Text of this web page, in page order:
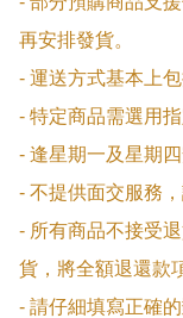
再安排發貨。
- 運送方式基本上
- 特定商品需選用
- 逢星期一及星期
- 不提供面交服務
- 所有商品不接受
貨，將全額退還款
- 請仔細填寫正確